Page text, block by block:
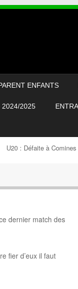
ENFANTS
2024/2025
U20 : Défaite à Comines
dernier match des
fier d’eux il faut